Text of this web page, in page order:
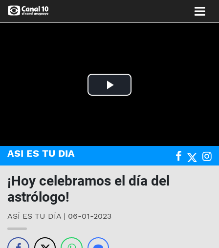
Play
ASI ES TU DIA
¡Hoy celebramos el día del
astrólogo!
ASÍ ES TU DÍA | 06-01-2023